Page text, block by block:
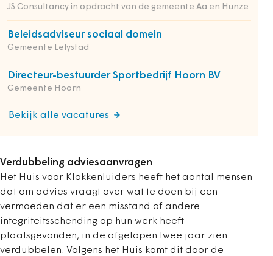
JS Consultancy in opdracht van de gemeente Aa en Hunze
Beleidsadviseur sociaal domein
Gemeente Lelystad
Directeur-bestuurder Sportbedrijf Hoorn BV
Gemeente Hoorn
Bekijk alle vacatures
Verdubbeling adviesaanvragen
Het Huis voor Klokkenluiders heeft het aantal mensen
dat om advies vraagt over wat te doen bij een
vermoeden dat er een misstand of andere
integriteitsschending op hun werk heeft
plaatsgevonden, in de afgelopen twee jaar zien
verdubbelen. Volgens het Huis komt dit door de